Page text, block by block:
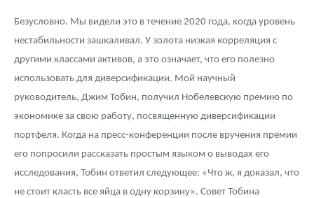
Безусловно. Мы видели это в течение 2020 года, когда уровень
нестабильности зашкаливал. У золота низкая корреляция с
другими классами активов, а это означает, что его полезно
использовать для диверсификации. Мой научный
руководитель, Джим Тобин, получил Нобелевскую премию по
экономике за свою работу, посвященную диверсификации
портфеля. Когда на пресс-конференции после вручения премии
его попросили рассказать простым языком о выводах его
исследования, Тобин ответил следующее: «Что ж, я доказал, что
не стоит класть все яйца в одну корзину». Совет Тобина